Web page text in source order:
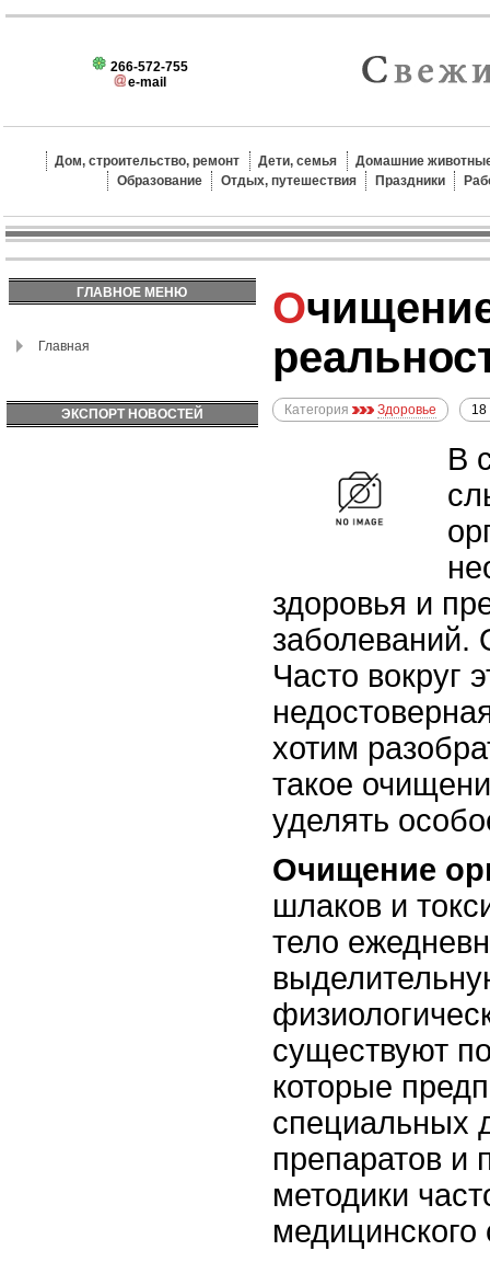
266-572-755
e-mail
Дом, строительство, ремонт Дети, семья
Домашние
Образование
Отдых, путешествия Праздники
ГЛАВНОЕ МЕНЮ
Главная
ЭКСПОРТ НОВОСТЕЙ
Очищение организма: мифы и
Категория Здоровье 18
В
здоровья и
заболеваний.
Часто вокруг
хотим
такое
уделять
Очищение
шлаков и
тело
существуют
которые
специальных
препаратов и
методики